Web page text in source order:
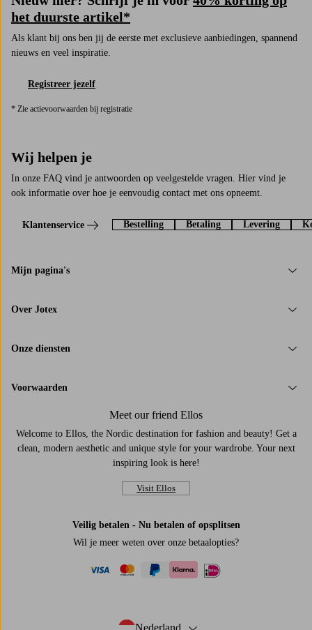
het duurste artikel*
Als klant bij ons ben jij de eerste met exclusieve aanbiedingen, spannend
nieuws en veel inspiratie.
Registreer jezelf
* Zie actievoorwaarden bij registratie
Wij helpen je
In onze FAQ vind je antwoorden op veelgestelde vragen. Hier vind je
ook informatie over hoe je eenvoudig contact met ons opneemt.
Klantenservice Bestelling Betaling Levering
Mijn pagina's
Over Jotex
Onze diensten
Voorwaarden
Meet our friend Ellos
Welcome to Ellos, the Nordic destination for fashion and beauty! Get a
clean, modern aesthetic and unique style for your wardrobe. Your next
inspiring look is here!
Visit Ellos
Veilig betalen - Nu betalen of opsplitsen
Wil je meer weten over onze betaalopties?